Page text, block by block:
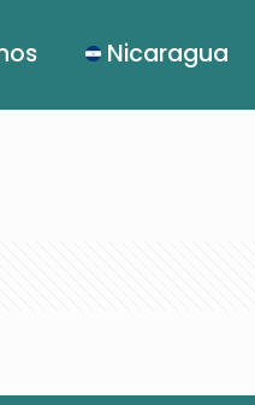
Nicaragua